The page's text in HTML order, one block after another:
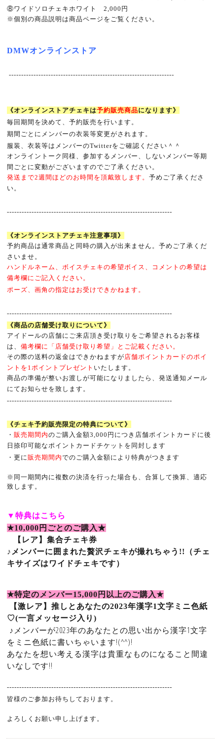
⑧ワイドソロチェキホワイト2,000 円
※個別の商品説明は商品ページをご覧ください。
DMWオンラインストア
-------------------------------------------------------------------
《オンラインストアチェキは予約販売商品になります》
毎回期間を決めて、予約販売を行います。
期間ごとにメンバーの衣装等変更がされます。
服装、衣装等はメンバーのTwitterをご確認ください＾＾
オンライントーク同様、参加するメンバー、しないメンバー等期
間ごとに変動がございますのでご了承ください。
発送まで2週間ほどのお時間を頂戴致します。予めご了承くださ
い。
-------------------------------------------------------------------
《オンラインストアチェキ注意事項》
予約商品は通常商品と同時の購入が出来ません。予めご了承くだ
さいませ。
ハンドルネーム、ボイスチェキの希望ボイス、コメントの希望は
備考欄にご記入ください。
ポーズ、画角の指定はお受けできかねます。
-------------------------------------------------------------------
《商品の店舗受け取りについて》
アイドールの店舗にご来店頂き受け取りをご希望されるお客様
は、備考欄に「店舗受け取り希望」とご記載ください。
その際の送料の返金はできかねますが店舗ポイントカードのポイ
ントを 1ポイントプレゼント いたします。
商品の準備が整いお渡しが可能になりましたら、発送通知メール
にてお知らせを致します。
-------------------------------------------------------------------
《チェキ予約販売限定の特典について》
・販売期間内のご購入金額3,000 円につき店舗ポイントカードに後
日捺印可能なポイントカードチケットを同封します
・更に販売期間内でのご購入金額により特典がつきます
※ 同一期間内に複数の決済を行った場合も、合算して換算、適応
致します。
▼特典はこちら
★10,000 円ごとのご購入★
【レア】集合チェキ券
♪ メンバーに囲まれた贅沢チェキが撮れちゃう !!（チェ
キサイズはワイドチェキです）
★特定のメンバー15,000 円以上のご購入★
【激レア】推しとあなたの2023年漢字1文字ミニ色紙
♡(一言メッセージ入り)
♪メンバーが2023年のあなたとの思い出から漢字1文字
をミニ色紙に書いちゃいます!(^^)!
あなたを想い考える漢字は貴重なものになること間違
いなしです!!
-------------------------------------------------------------------
皆様のご参加お待ちしております。
よろしくお願い申し上げます。